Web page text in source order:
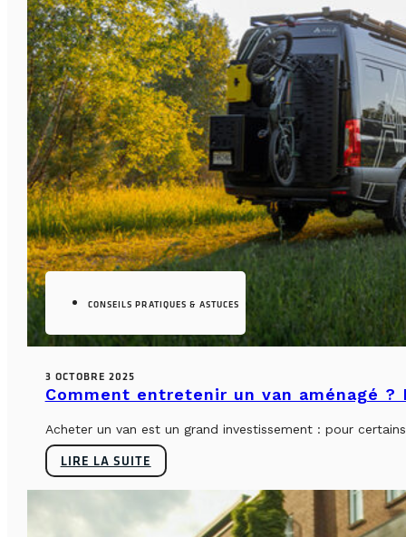
CONSEILS PRATIQUES & ASTUCES
3 OCTOBRE 2025
Comment entretenir un van aménagé
Acheter un van est un grand investissement : pour
LIRE LA SUITE